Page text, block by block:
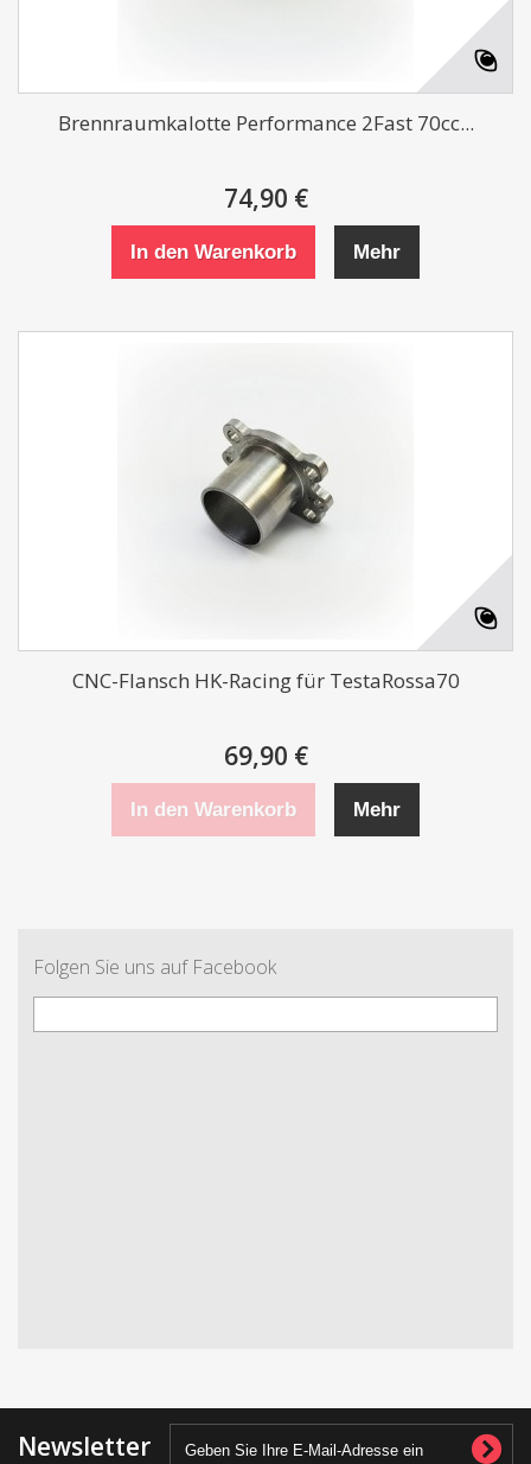
Brennraumkalotte Performance 2Fast 70cc...
74,90 €
In den Warenkorb Mehr
CNC-Flansch HK-Racing für TestaRossa70
69,90 €
In den Warenkorb Mehr
Folgen Sie uns auf Facebook
Newsletter